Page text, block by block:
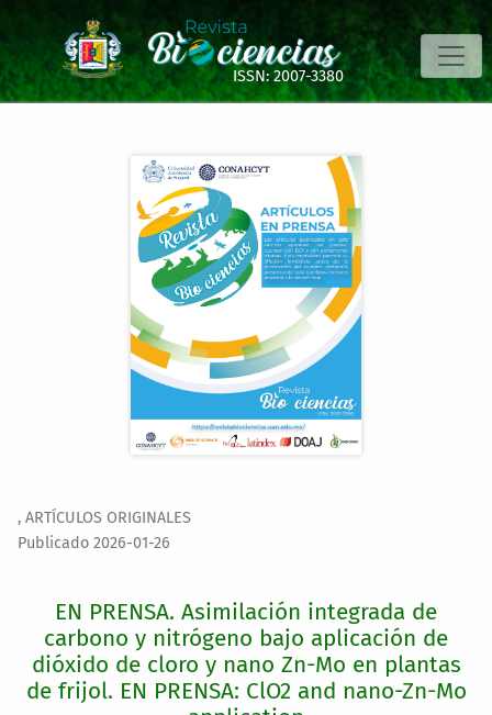
EN PRENSA. Asimilación integrada de carbono y
ISSN: 2007-3380
, ARTÍCULOS ORIGINALES
EN PRENSA. Asimilación integrada de
carbono y nitrógeno bajo aplicación de
dióxido de cloro y nano Zn-Mo en plantas
de frijol. EN PRENSA: ClO2 and nano-Zn-Mo
Publicado 2026-01-26